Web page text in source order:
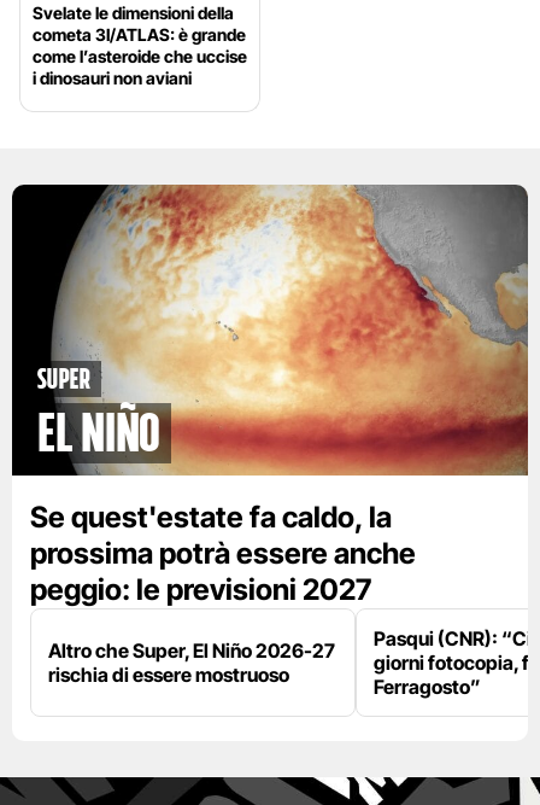
Svelate le dimensioni della
cometa 3I/ATLAS: è grande
come l’asteroide che uccise
i dinosauri non aviani
Super
El Niño
Se quest'estate fa caldo, la
prossima potrà essere anche
peggio: le previsioni 2027
Altro che Super, El Niño 2026-27
rischia di essere mostruoso
Pasqui (CNR):
giorni fotocopia,
Ferragosto”